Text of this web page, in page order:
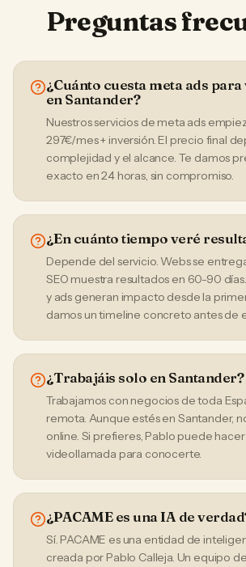
Preguntas
¿Cuánto cuesta meta ads
en Santander?
Nuestros servicios de meta ads
297€/mes + inversión. El precio final
complejidad y el alcance. Te damos
exacto en 24 horas, sin compromiso.
¿En cuánto tiempo veré
Depende del servicio. Webs se
SEO muestra resultados en 60-90
y ads generan impacto desde la
damos un timeline concreto antes de
¿Trabajáis solo en Santander?
Trabajamos con negocios de toda
remota. Aunque estés en Santander,
online. Si prefieres, Pablo puede hacer
videollamada para conocerte.
¿PACAME es una IA de
Sí. PACAME es una entidad de
creada por Pablo Calleja. Un equipo